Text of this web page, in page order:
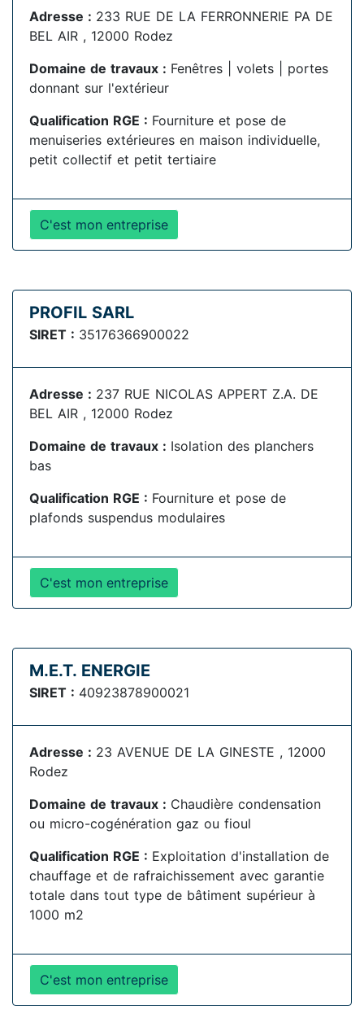
Adresse : 233 RUE DE LA FERRONNERIE PA DE
BEL AIR , 12000 Rodez
Domaine de travaux : Fenêtres | volets | portes
donnant sur l'extérieur
Qualification RGE : Fourniture et pose de
menuiseries extérieures en maison individuelle,
petit collectif et petit tertiaire
C'est mon entreprise
PROFIL SARL
SIRET : 35176366900022
Adresse : 237 RUE NICOLAS APPERT Z.A. DE
BEL AIR , 12000 Rodez
Domaine de travaux : Isolation des planchers
bas
Qualification RGE : Fourniture et pose de
plafonds suspendus modulaires
C'est mon entreprise
M.E.T. ENERGIE
SIRET : 40923878900021
Adresse : 23 AVENUE DE LA GINESTE , 12000
Rodez
Domaine de travaux : Chaudière condensation
ou micro-cogénération gaz ou fioul
Qualification RGE : Exploitation d'installation de
chauffage et de rafraichissement avec garantie
totale dans tout type de bâtiment supérieur à
1000 m2
C'est mon entreprise